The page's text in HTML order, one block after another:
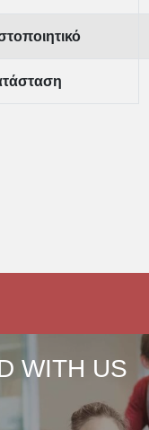
WITH US